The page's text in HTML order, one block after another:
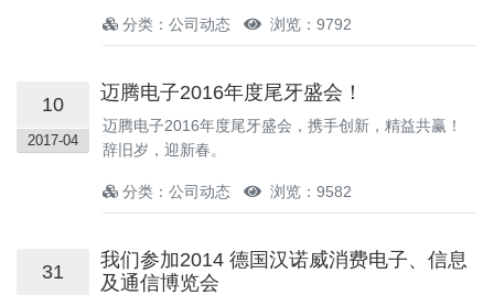
分类：公司动态 浏览：9792
10
2017-04
迈腾电子2016年度尾牙盛会！
迈腾电子2016年度尾牙盛会，携手创新，精益共赢！
辞旧岁，迎新春。
分类：公司动态 浏览：9582
31
我们参加2014 德国汉诺威消费电子、信息
及通信博览会